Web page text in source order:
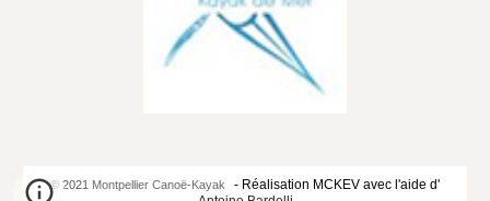
© 2021 Montpellier Canoë-Kayak
- Réalisation MCKEV avec l'aide d'